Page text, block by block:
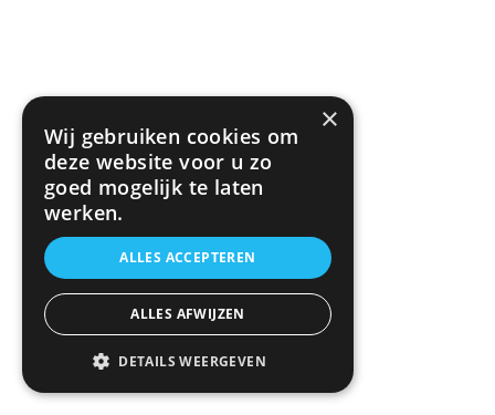
×
Wij gebruiken cookies om
deze website voor u zo
goed mogelijk te laten
werken.
ALLES ACCEPTEREN
ALLES AFWIJZEN
DETAILS WEERGEVEN